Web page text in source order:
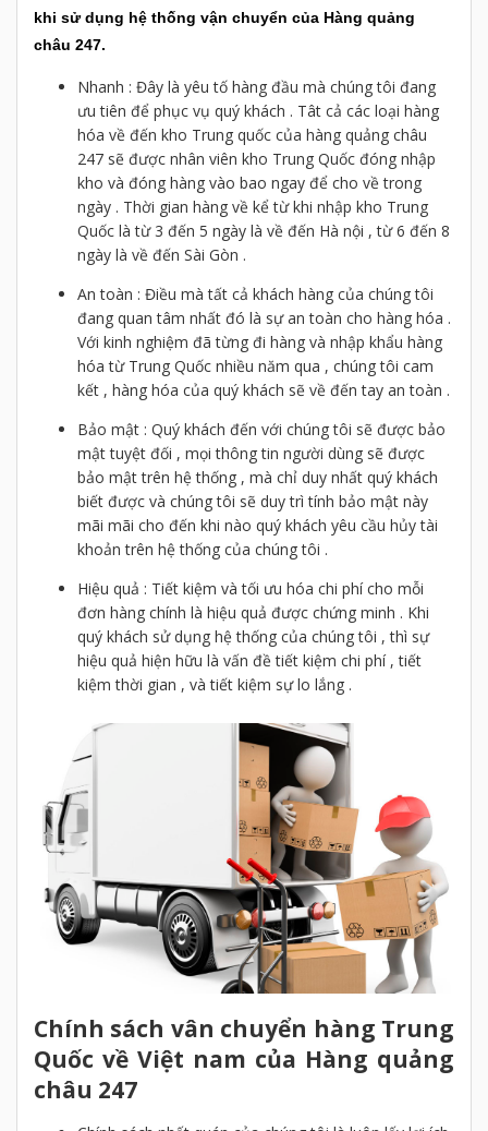
khi sử dụng hệ thống vận chuyển của Hàng quảng
châu 247.
Nhanh : Đây là yêu tố hàng đầu mà chúng tôi đang
ưu tiên để phục vụ quý khách . Tât cả các loại hàng
hóa về đến kho Trung quốc của hàng quảng châu
247 sẽ được nhân viên kho Trung Quốc đóng nhập
kho và đóng hàng vào bao ngay để cho về trong
ngày . Thời gian hàng về kể từ khi nhập kho Trung
Quốc là từ 3 đến 5 ngày là về đến Hà nội , từ 6 đến 8
ngày là về đến Sài Gòn .
An toàn : Điều mà tất cả khách hàng của chúng tôi
đang quan tâm nhất đó là sự an toàn cho hàng hóa .
Với kinh nghiệm đã từng đi hàng và nhập khẩu hàng
hóa từ Trung Quốc nhiều năm qua , chúng tôi cam
kết , hàng hóa của quý khách sẽ về đến tay an toàn .
Bảo mật : Quý khách đến với chúng tôi sẽ được bảo
mật tuyệt đối , mọi thông tin người dùng sẽ được
bảo mật trên hệ thống , mà chỉ duy nhất quý khách
biết được và chúng tôi sẽ duy trì tính bảo mật này
mãi mãi cho đến khi nào quý khách yêu cầu hủy tài
khoản trên hệ thống của chúng tôi .
Hiệu quả : Tiết kiệm và tối ưu hóa chi phí cho mỗi
đơn hàng chính là hiệu quả được chứng minh . Khi
quý khách sử dụng hệ thống của chúng tôi , thì sự
hiệu quả hiện hữu là vấn đề tiết kiệm chi phí , tiết
kiệm thời gian , và tiết kiệm sự lo lắng .
Chính sách vân chuyển hàng Trung
Quốc về Việt nam của Hàng quảng
châu 247